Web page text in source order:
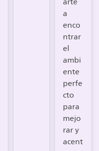
a
enco
ntrar
el
ambi
ente
perfe
cto
para
mejo
rar y
acent